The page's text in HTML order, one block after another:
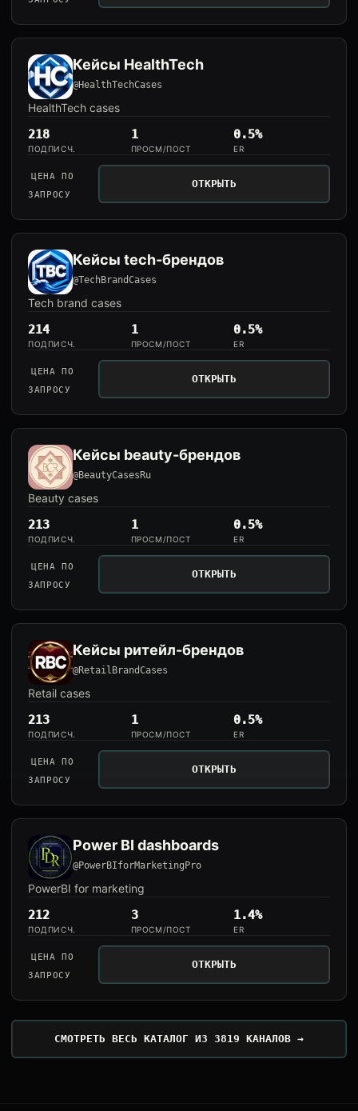
Кейсы HealthTech
@HealthTechCases
HealthTech cases
218
ПОДПИСЧ.
1
ПРОСМ/ПОСТ
0.5%
ER
ЦЕНА ПО
ЗАПРОСУ
ОТКРЫТЬ
Кейсы tech-брендов
@TechBrandCases
Tech brand cases
214
ПОДПИСЧ.
1
ПРОСМ/ПОСТ
0.5%
ER
ЦЕНА ПО
ЗАПРОСУ
ОТКРЫТЬ
Кейсы beauty-брендов
@BeautyCasesRu
Beauty cases
213
ПОДПИСЧ.
1
ПРОСМ/ПОСТ
0.5%
ER
ЦЕНА ПО
ЗАПРОСУ
ОТКРЫТЬ
Кейсы ритейл-брендов
@RetailBrandCases
Retail cases
213
ПОДПИСЧ.
1
ПРОСМ/ПОСТ
0.5%
ER
ЦЕНА ПО
ЗАПРОСУ
ОТКРЫТЬ
Power BI dashboards
@PowerBIforMarketingPro
PowerBI for marketing
212
ПОДПИСЧ.
3
ПРОСМ/ПОСТ
1.4%
ER
ЦЕНА ПО
ЗАПРОСУ
ОТКРЫТЬ
СМОТРЕТЬ ВЕСЬ КАТАЛОГ ИЗ 3819 КАНАЛОВ →